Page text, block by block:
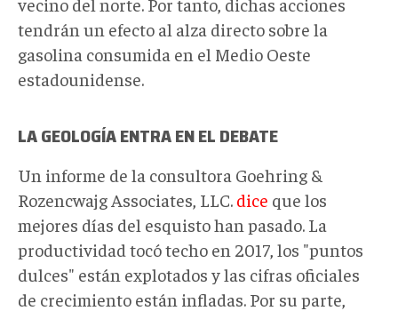
tendrán un efecto al alza directo sobre la
gasolina consumida en el Medio Oeste
estadounidense.
LA GEOLOGÍA ENTRA EN EL DEBATE
Un informe de la consultora Goehring &
Rozencwajg Associates, LLC. dice que los
mejores días del esquisto han pasado. La
productividad tocó techo en 2017, los "puntos
dulces" están explotados y las cifras oficiales
de crecimiento están infladas. Por su parte,